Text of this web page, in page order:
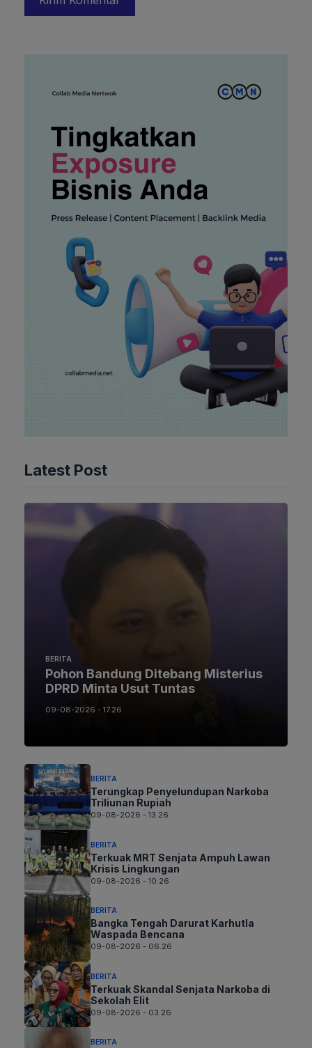
Latest Post
BERITA
Pohon Bandung Ditebang Misterius
DPRD Minta Usut Tuntas
09-08-2026 - 17.26
BERITA
Terungkap Penyelundupan Narkoba
Triliunan Rupiah
09-08-2026 - 13.26
BERITA
Terkuak MRT Senjata Ampuh Lawan
Krisis Lingkungan
09-08-2026 - 10.26
BERITA
Bangka Tengah Darurat Karhutla
Waspada Bencana
09-08-2026 - 06.26
BERITA
Terkuak Skandal Senjata Narkoba di
Sekolah Elit
09-08-2026 - 03.26
BERITA